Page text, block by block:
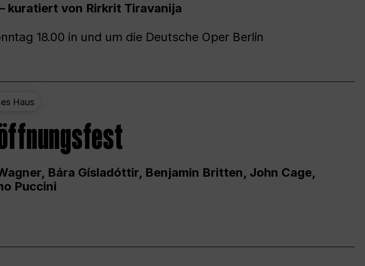
kuratiert von Rirkrit Tiravanija
18.00 in und um die Deutsche Oper Berlin
Haus
Bára Gísladóttir, Benjamin Britten, John Cage,
Puccini